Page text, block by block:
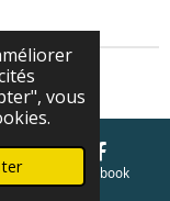
vous
Facebook